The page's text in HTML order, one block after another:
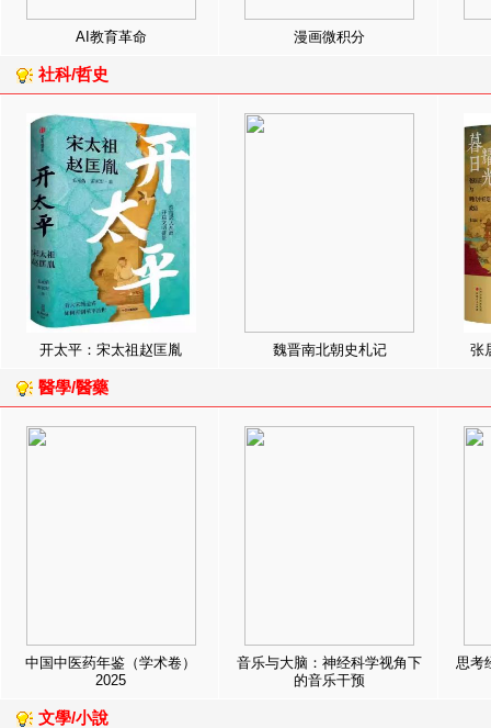
AI教育革命 漫画微积分
社科/哲史
开太平：宋太祖赵匡胤 魏晋南北朝史札记 张
醫學/醫藥
中国中医药年鉴（学术卷）
2025
音乐与大脑：神经科学视角下
的音乐干预
思考
文學/小說